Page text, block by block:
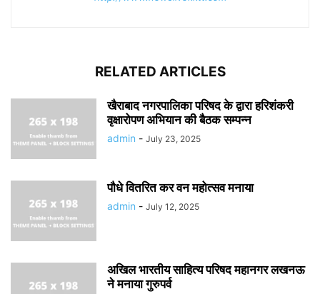
RELATED ARTICLES
खैराबाद नगरपालिका परिषद के द्वारा हरिशंकरी
वृक्षारोपण अभियान की बैठक सम्पन्न
admin - July 23, 2025
पौधे वितरित कर वन महोत्सव मनाया
admin - July 12, 2025
अखिल भारतीय साहित्य परिषद महानगर लखनऊ
ने मनाया गुरुपर्व